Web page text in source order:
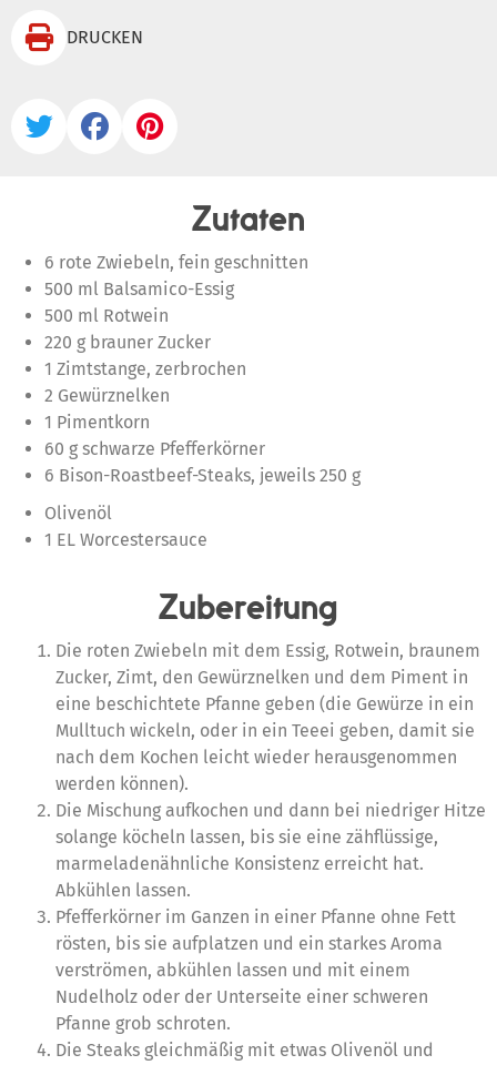
 DRUCKEN
  
Zutaten
6 rote Zwiebeln, fein geschnitten
500 ml Balsamico-Essig
500 ml Rotwein
220 g brauner Zucker
1 Zimtstange, zerbrochen
2 Gewürznelken
1 Pimentkorn
60 g schwarze Pfefferkörner
6 Bison-Roastbeef-Steaks, jeweils 250 g
Olivenöl
1 EL Worcestersauce
Zubereitung
Die roten Zwiebeln mit dem Essig, Rotwein, braunem
Zucker, Zimt, den Gewürznelken und dem Piment in
eine beschichtete Pfanne geben (die Gewürze in ein
Mulltuch wickeln, oder in ein Teeei geben, damit sie
nach dem Kochen leicht wieder herausgenommen
werden können).
Die Mischung aufkochen und dann bei niedriger Hitze
solange köcheln lassen, bis sie eine zähflüssige,
marmeladenähnliche Konsistenz erreicht hat.
Abkühlen lassen.
Pfefferkörner im Ganzen in einer Pfanne ohne Fett
rösten, bis sie aufplatzen und ein starkes Aroma
verströmen, abkühlen lassen und mit einem
Nudelholz oder der Unterseite einer schweren
Pfanne grob schroten.
Die Steaks gleichmäßig mit etwas Olivenöl und